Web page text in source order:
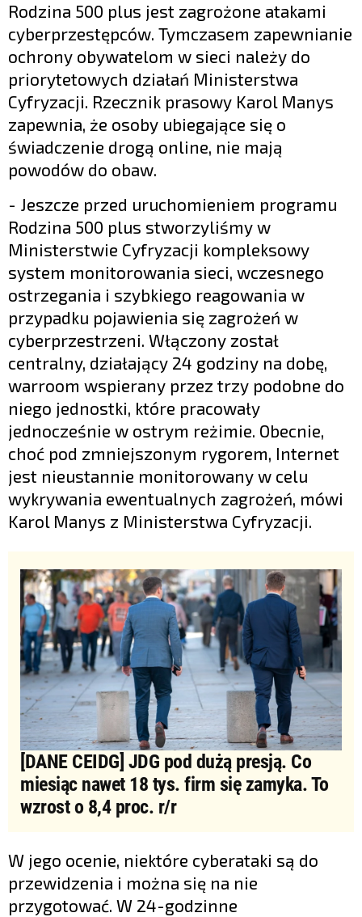
Rodzina 500 plus jest zagrożone atakami
cyberprzestępców. Tymczasem zapewnianie
ochrony obywatelom w sieci należy do
priorytetowych działań Ministerstwa
Cyfryzacji. Rzecznik prasowy Karol Manys
zapewnia, że osoby ubiegające się o
świadczenie drogą online, nie mają
powodów do obaw.
- Jeszcze przed uruchomieniem programu
Rodzina 500 plus stworzyliśmy w
Ministerstwie Cyfryzacji kompleksowy
system monitorowania sieci, wczesnego
ostrzegania i szybkiego reagowania w
przypadku pojawienia się zagrożeń w
cyberprzestrzeni. Włączony został
centralny, działający 24 godziny na dobę,
warroom wspierany przez trzy podobne do
niego jednostki, które pracowały
jednocześnie w ostrym reżimie. Obecnie,
choć pod zmniejszonym rygorem, Internet
jest nieustannie monitorowany w celu
wykrywania ewentualnych zagrożeń, mówi
Karol Manys z Ministerstwa Cyfryzacji.
[DANE CEIDG] JDG pod dużą presją. Co
miesiąc nawet 18 tys. firm się zamyka. To
wzrost o 8,4 proc. r/r
W jego ocenie, niektóre cyberataki są do
przewidzenia i można się na nie
przygotować. W 24-godzinne